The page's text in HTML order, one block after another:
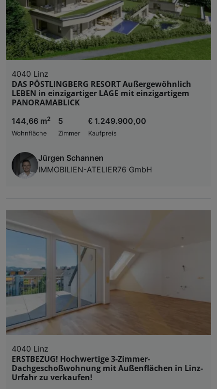
4040 Linz
DAS PÖSTLINGBERG RESORT Außergewöhnlich
LEBEN in einzigartiger LAGE mit einzigartigem
PANORAMABLICK
144,66 m2
Wohnfläche
5
Zimmer
€ 1.249.900,00
Kaufpreis
Jürgen Schannen
IMMOBILIEN-ATELIER76 GmbH
4040 Linz
ERSTBEZUG! Hochwertige 3-Zimmer-
Dachgeschoßwohnung mit Außenflächen in Linz-
Urfahr zu verkaufen!